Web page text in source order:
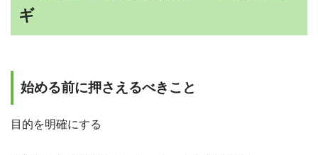
ギ
始める前に押さえるべきこと
目的を明確にする